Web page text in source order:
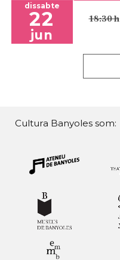
dissabte
22
jun
18:30 h
Cultura Banyoles som: